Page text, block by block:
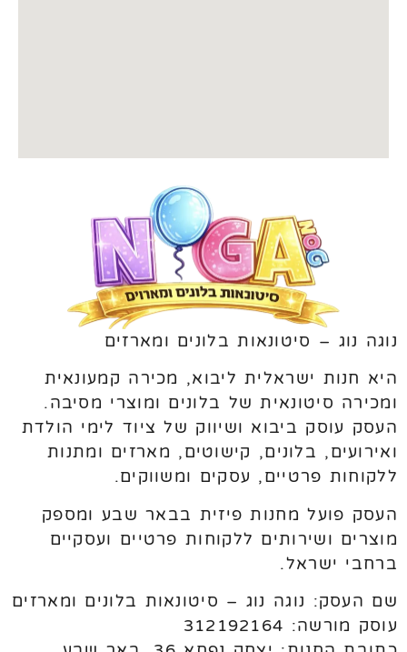
נוגה נוג – סיטונאות בלונים ומארזים
היא חנות ישראלית ליבוא, מכירה קמעונאית
ומכירה סיטונאית של בלונים ומוצרי מסיבה.
העסק עוסק ביבוא ושיווק של ציוד לימי הולדת
ואירועים, בלונים, קישוטים, מארזים ומתנות
ללקוחות פרטיים, עסקים ומשווקים.
העסק פועל מחנות פיזית בבאר שבע ומספק
מוצרים ושירותים ללקוחות פרטיים ועסקיים
ברחבי ישראל.
שם העסק: נוגה נוג – סיטונאות בלונים ומארזים
עוסק מורשה: 312192164